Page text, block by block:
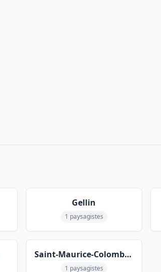
Gellin
1 paysagistes
Saint-Maurice-Colombier
1 paysagistes